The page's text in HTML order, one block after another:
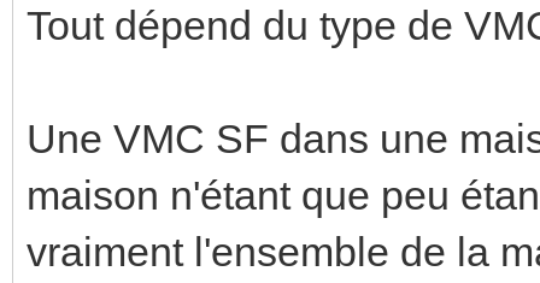
Tout dépend du type de
Une VMC SF dans une
maison n'étant que peu
vraiment l'ensemble de la